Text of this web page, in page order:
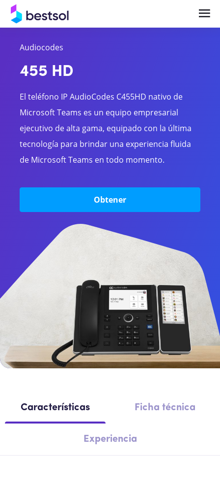
Empresariales
Videocolaboración y Salas de Reunión
Inteligentes
Bases celulares
Videocolaboración
Intercomunicador
Perifoneos
Audiocodes
455 HD
El teléfono IP AudioCodes C455HD nativo de
Microsoft Teams es un equipo empresarial
ejecutivo de alta gama, equipado con la última
tecnología para brindar una experiencia fluida
de Microsoft Teams en todo momento.
Obtener
Características Ficha técnica
Experiencia